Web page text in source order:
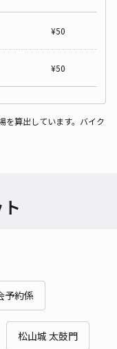
¥50
¥50
を算出しています。バイク
予約係
松山城 太鼓門